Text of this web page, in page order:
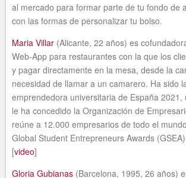
al mercado para formar parte de tu fondo de
con las formas de personalizar tu bolso.
Maria Villar (Alicante, 22 años) es
Web-App para restaurantes con la que los
y pagar directamente en la mesa, desde la
necesidad de llamar a un camarero. Ha sido
emprendedora universitaria de España 2021,
le ha concedido la Organización de
reúne a 12.000 empresarios de todo el
Global Student Entrepreneurs Awards
[video]
Gloria Gubianas (Barcelona, 1995, 26 años)